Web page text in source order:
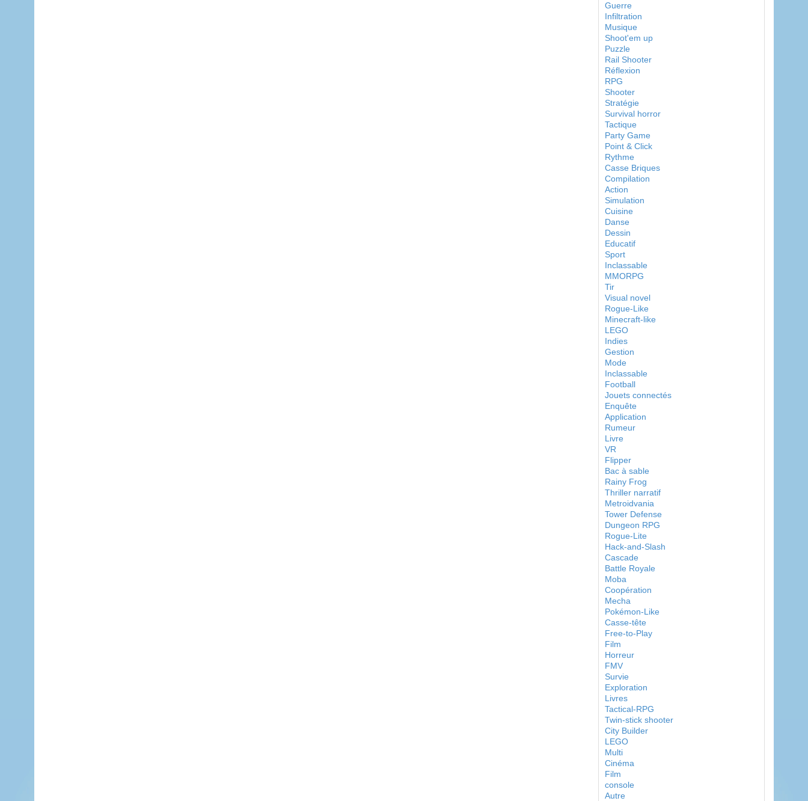
Guerre
Infiltration
Musique
Shoot'em up
Puzzle
Rail Shooter
Réflexion
RPG
Shooter
Stratégie
Survival horror
Tactique
Party Game
Point & Click
Rythme
Casse Briques
Compilation
Action
Simulation
Cuisine
Danse
Dessin
Educatif
Sport
Inclassable
MMORPG
Tir
Visual novel
Rogue-Like
Minecraft-like
LEGO
Indies
Gestion
Mode
Inclassable
Football
Jouets connectés
Enquête
Application
Rumeur
Livre
VR
Flipper
Bac à sable
Rainy Frog
Thriller narratif
Metroidvania
Tower Defense
Dungeon RPG
Rogue-Lite
Hack-and-Slash
Cascade
Battle Royale
Moba
Coopération
Mecha
Pokémon-Like
Casse-tête
Free-to-Play
Film
Horreur
FMV
Survie
Exploration
Livres
Tactical-RPG
Twin-stick shooter
City Builder
LEGO
Multi
Cinéma
Film
console
Autre